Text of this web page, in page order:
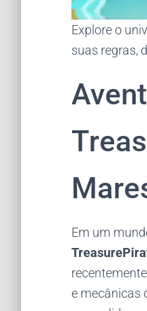
Explore o
suas regras,
Em um
e mecânicas